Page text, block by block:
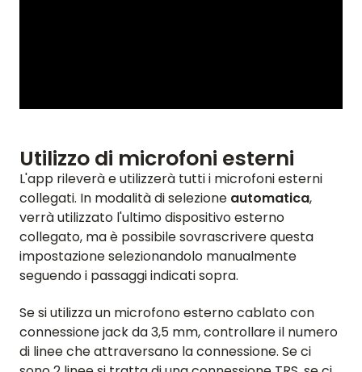
Utilizzo di microfoni esterni
L'app rileverà e utilizzerà tutti i microfoni esterni
collegati. In modalità di selezione automatica,
verrà utilizzato l'ultimo dispositivo esterno
collegato, ma è possibile sovrascrivere questa
impostazione selezionandolo manualmente
seguendo i passaggi indicati sopra.
Se si utilizza un microfono esterno cablato con
connessione jack da 3,5 mm, controllare il numero
di linee che attraversano la connessione. Se ci